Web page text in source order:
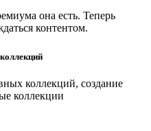
она есть. Теперь
контентом.
коллекций, создание
коллекции